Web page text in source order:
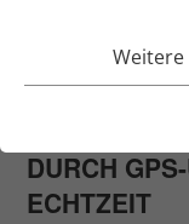
GPS
IMMER
DURCH
ECHTZEIT